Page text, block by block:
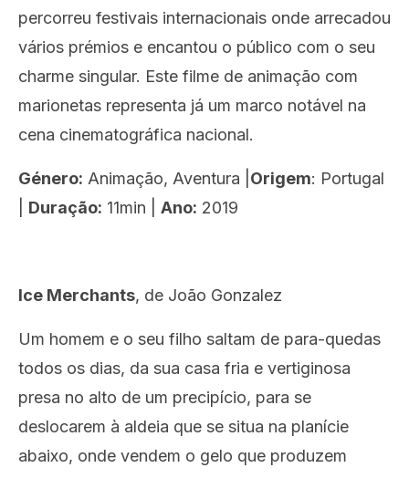
percorreu festivais internacionais onde arrecadou
vários prémios e encantou o público com o seu
charme singular. Este filme de animação com
marionetas representa já um marco notável na
cena cinematográfica nacional.
Género: Animação, Aventura | Origem: Portugal
Duração: 11min | Ano: 2019
Ice Merchants, de João Gonzalez
Um homem e o seu filho saltam de para-quedas
todos os dias, da sua casa fria e vertiginosa
presa no alto de um precipício, para se
deslocarem à aldeia que se situa na planície
abaixo, onde vendem o gelo que produzem